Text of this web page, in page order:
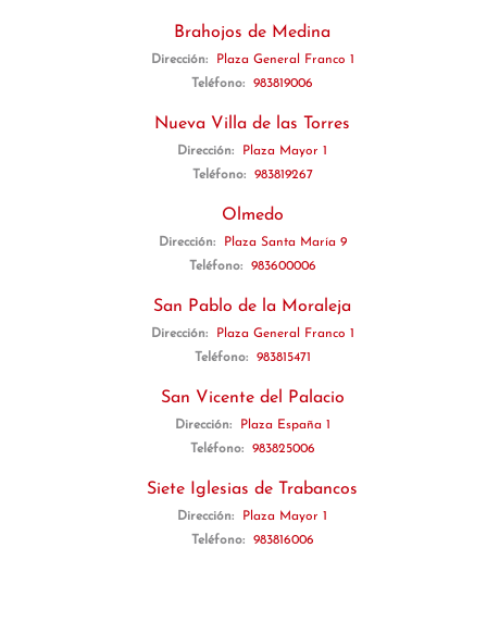
Brahojos de Medina
Dirección:
Plaza General Franco 1
Teléfono:
983819006
Nueva Villa de las Torres
Dirección:
Plaza Mayor 1
Teléfono:
983819267
Olmedo
Dirección:
Plaza Santa María 9
Teléfono:
983600006
San Pablo de la Moraleja
Dirección:
Plaza General Franco 1
Teléfono:
983815471
San Vicente del Palacio
Dirección:
Plaza España 1
Teléfono:
983825006
Siete Iglesias de Trabancos
Dirección:
Plaza Mayor 1
Teléfono:
983816006